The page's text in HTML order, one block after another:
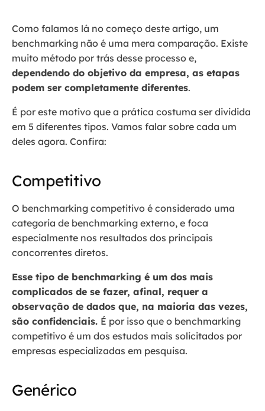
Como falamos lá no começo deste artigo, um
benchmarking não é uma mera comparação. Existe
muito método por trás desse processo e,
dependendo do objetivo da empresa, as etapas
podem ser completamente diferentes.
É por este motivo que a prática costuma ser dividida
em 5 diferentes tipos. Vamos falar sobre cada um
deles agora. Confira:
Competitivo
O benchmarking competitivo é considerado uma
categoria de benchmarking externo, e foca
especialmente nos resultados dos principais
concorrentes diretos.
Esse tipo de benchmarking é um dos mais
complicados de se fazer, afinal, requer a
observação de dados que, na maioria das vezes,
são confidenciais. É por isso que o benchmarking
competitivo é um dos estudos mais solicitados por
empresas especializadas em pesquisa.
Genérico